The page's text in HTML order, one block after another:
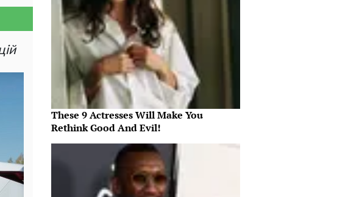
These 9 Actresses Will Make You
Rethink Good And Evil!